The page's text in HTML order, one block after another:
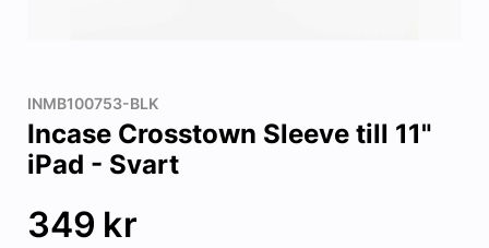
INMB100753-BLK
Incase Crosstown Sleeve till 11"
iPad - Svart
349 kr